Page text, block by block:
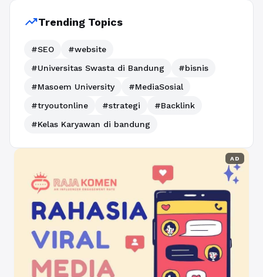
trending_upTrending Topics
#SEO
#website
#Universitas Swasta di Bandung
#bisnis
#Masoem University
#MediaSosial
#tryoutonline
#strategi
#Backlink
#Kelas Karyawan di bandung
AD